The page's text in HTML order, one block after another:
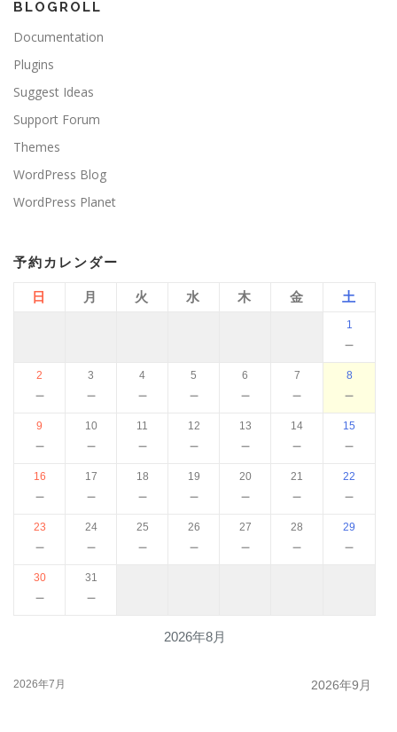
BLOGROLL
Documentation
Plugins
Suggest Ideas
Support Forum
Themes
WordPress Blog
WordPress Planet
予約カレンダー
2026年8月
日 月 火 水 木 金 土
1
－
2
－
3
－
4
－
5
－
6
－
7
－
8
－
9
－
10
－
11
－
12
－
13
－
14
－
15
－
16
－
17
－
18
－
19
－
20
－
21
－
22
－
23
－
24
－
25
－
26
－
27
－
28
－
29
－
30
－
31
－
2026年7月 2026年9月